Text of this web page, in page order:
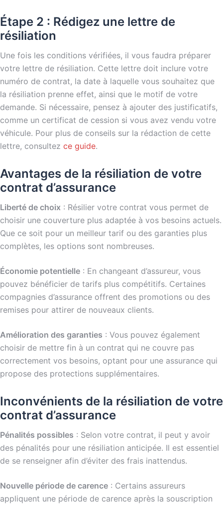
Étape 2 : Rédigez une lettre de
résiliation
Une fois les conditions vérifiées, il vous faudra préparer
votre lettre de résiliation. Cette lettre doit inclure votre
numéro de contrat, la date à laquelle vous souhaitez que
la résiliation prenne effet, ainsi que le motif de votre
demande. Si nécessaire, pensez à ajouter des justificatifs,
comme un certificat de cession si vous avez vendu votre
véhicule. Pour plus de conseils sur la rédaction de cette
lettre, consultez ce guide.
Avantages de la résiliation de votre
contrat d’assurance
Liberté de choix : Résilier votre contrat vous permet de
choisir une couverture plus adaptée à vos besoins actuels.
Que ce soit pour un meilleur tarif ou des garanties plus
complètes, les options sont nombreuses.
Économie potentielle : En changeant d’assureur, vous
pouvez bénéficier de tarifs plus compétitifs. Certaines
compagnies d’assurance offrent des promotions ou des
remises pour attirer de nouveaux clients.
Amélioration des garanties : Vous pouvez également
choisir de mettre fin à un contrat qui ne couvre pas
correctement vos besoins, optant pour une assurance qui
propose des protections supplémentaires.
Inconvénients de la résiliation de votre
contrat d’assurance
Pénalités possibles : Selon votre contrat, il peut y avoir
des pénalités pour une résiliation anticipée. Il est essentiel
de se renseigner afin d’éviter des frais inattendus.
Nouvelle période de carence : Certains assureurs
appliquent une période de carence après la souscription